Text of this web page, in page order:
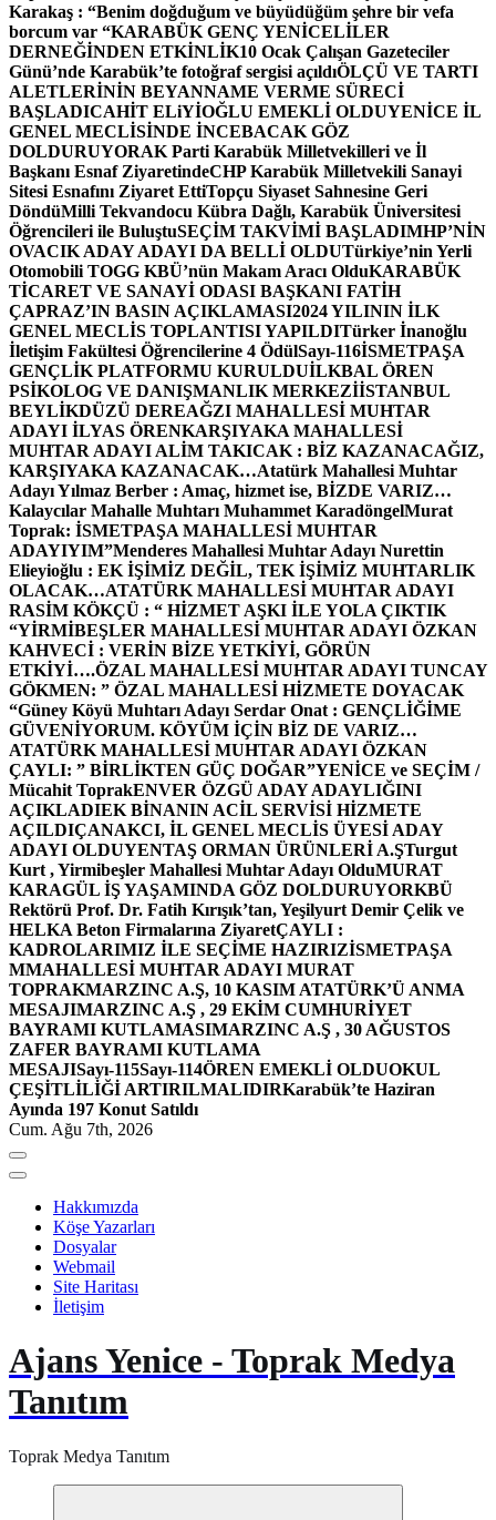
Karakaş : “Benim doğduğum ve büyüdüğüm şehre bir vefa
borcum var “KARABÜK GENÇ YENİCELİLER
DERNEĞİNDEN ETKİNLİK10 Ocak Çalışan Gazeteciler
Günü’nde Karabük’te fotoğraf sergisi açıldıÖLÇÜ VE TARTI
ALETLERİNİN BEYANNAME VERME SÜRECİ
BAŞLADICAHİT ELiYİOĞLU EMEKLİ OLDUYENİCE İL
GENEL MECLİSİNDE İNCEBACAK GÖZ
DOLDURUYORAK Parti Karabük Milletvekilleri ve İl
Başkanı Esnaf ZiyaretindeCHP Karabük Milletvekili Sanayi
Sitesi Esnafını Ziyaret EttiTopçu Siyaset Sahnesine Geri
DöndüMilli Tekvandocu Kübra Dağlı, Karabük Üniversitesi
Öğrencileri ile BuluştuSEÇİM TAKVİMİ BAŞLADIMHP’NİN
OVACIK ADAY ADAYI DA BELLİ OLDUTürkiye’nin Yerli
Otomobili TOGG KBÜ’nün Makam Aracı OlduKARABÜK
TİCARET VE SANAYİ ODASI BAŞKANI FATİH
ÇAPRAZ’IN BASIN AÇIKLAMASI2024 YILININ İLK
GENEL MECLİS TOPLANTISI YAPILDITürker İnanoğlu
İletişim Fakültesi Öğrencilerine 4 ÖdülSayı-116İSMETPAŞA
GENÇLİK PLATFORMU KURULDUİLKBAL ÖREN
PSİKOLOG VE DANIŞMANLIK MERKEZİİSTANBUL
BEYLİKDÜZÜ DEREAĞZI MAHALLESİ MUHTAR
ADAYI İLYAS ÖRENKARŞIYAKA MAHALLESİ
MUHTAR ADAYI ALİM TAKICAK : BİZ KAZANACAĞIZ,
KARŞIYAKA KAZANACAK…Atatürk Mahallesi Muhtar
Adayı Yılmaz Berber : Amaç, hizmet ise, BİZDE VARIZ…
Kalaycılar Mahalle Muhtarı Muhammet KaradöngelMurat
Toprak: İSMETPAŞA MAHALLESİ MUHTAR
ADAYIYIM”Menderes Mahallesi Muhtar Adayı Nurettin
Elieyioğlu : EK İŞİMİZ DEĞİL, TEK İŞİMİZ MUHTARLIK
OLACAK…ATATÜRK MAHALLESİ MUHTAR ADAYI
RASİM KÖKÇÜ : “ HİZMET AŞKI İLE YOLA ÇIKTIK
“YİRMİBEŞLER MAHALLESİ MUHTAR ADAYI ÖZKAN
KAHVECİ : VERİN BİZE YETKİYİ, GÖRÜN
ETKİYİ….ÖZAL MAHALLESİ MUHTAR ADAYI TUNCAY
GÖKMEN: ” ÖZAL MAHALLESİ HİZMETE DOYACAK
“Güney Köyü Muhtarı Adayı Serdar Onat : GENÇLİĞİME
GÜVENİYORUM. KÖYÜM İÇİN BİZ DE VARIZ…
ATATÜRK MAHALLESİ MUHTAR ADAYI ÖZKAN
ÇAYLI: ” BİRLİKTEN GÜÇ DOĞAR”YENİCE ve SEÇİM /
Mücahit ToprakENVER ÖZGÜ ADAY ADAYLIĞINI
AÇIKLADIEK BİNANIN ACİL SERVİSİ HİZMETE
AÇILDIÇANAKCI, İL GENEL MECLİS ÜYESİ ADAY
ADAYI OLDUYENTAŞ ORMAN ÜRÜNLERİ A.ŞTurgut
Kurt , Yirmibeşler Mahallesi Muhtar Adayı OlduMURAT
KARAGÜL İŞ YAŞAMINDA GÖZ DOLDURUYORKBÜ
Rektörü Prof. Dr. Fatih Kırışık’tan, Yeşilyurt Demir Çelik ve
HELKA Beton Firmalarına ZiyaretÇAYLI :
KADROLARIMIZ İLE SEÇİME HAZIRIZİSMETPAŞA
MMAHALLESİ MUHTAR ADAYI MURAT
TOPRAKMARZINC A.Ş, 10 KASIM ATATÜRK’Ü ANMA
MESAJIMARZINC A.Ş , 29 EKİM CUMHURİYET
BAYRAMI KUTLAMASIMARZINC A.Ş , 30 AĞUSTOS
ZAFER BAYRAMI KUTLAMA
MESAJISayı-115Sayı-114ÖREN EMEKLİ OLDUOKUL
ÇEŞİTLİLİĞİ ARTIRILMALIDIRKarabük’te Haziran
Ayında 197 Konut Satıldı
Cum. Ağu 7th, 2026
Hakkımızda
Köşe Yazarları
Dosyalar
Webmail
Site Haritası
İletişim
Ajans Yenice - Toprak Medya
Tanıtım
Toprak Medya Tanıtım